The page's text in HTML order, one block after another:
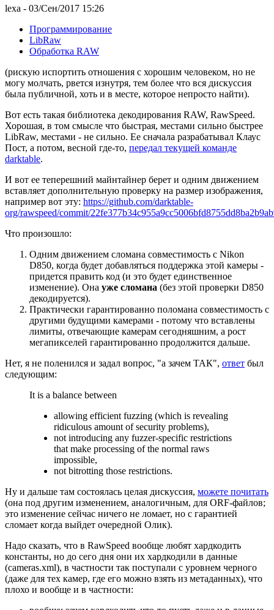
lexa - 03/Сен/2017 15:26
Программирование
LibRaw
Обработка RAW
(рискую испортить отношения с хорошим человеком, но не
могу молчать, рвется изнутря, тем более что вся дискуссия
была публичной, хоть и в месте, которое непросто найти).
Вот есть такая библиотека декодирования RAW, RawSpeed.
Хорошая, в том смысле что быстрая, местами сильно быстрее
LibRaw, местами - не сильно. Ее сначала разрабатывал Клаус
Пост, а потом, весной где-то, передал текущей команде
darktable.
И вот ее теперешний майнтайнер берет и одним движением
вставляет дополнительную проверку на размер изображения,
например вот эту: https://github.com/darktable-
org/rawspeed/commit/
Что произошло:
Одним движением сломана совместимость с Nikon
D850, когда будет добавляться поддержка этой камеры -
придется править код (и это будет единственное
изменение). Она уже сломана (без этой проверки D850
декодируется).
Практически гарантированно поломана совместимость с
другими будущими камерами - потому что вставлены
лимиты, отвечающие камерам сегодняшним, а рост
мегапикселей гарантированно продолжится дальше.
Нет, я не поленился и задал вопрос, "а зачем ТАК", ответ был
следующим:
It is a balance between
allowing efficient fuzzing (which is revealing
ridiculous amount of security problems),
not introducing any fuzzer-specific restrictions
that make processing of the normal raws
impossible,
not bitrotting those restrictions.
Ну и дальше там состоялась целая дискуссия, можете почитать
(она под другим изменением, аналогичным, для ORF-файлов;
это изменение сейчас ничего не ломает, но с гарантией
сломает когда выйдет очередной Олик).
Надо сказать, что в RawSpeed вообще любят хардкодить
константы, но до сего дня они их хардкодили в данные
(cameras.xml), в частности так поступали с уровнем черного
(даже для тех камер, где его можно взять из метаданных), что
плохо и вообще и в частности: